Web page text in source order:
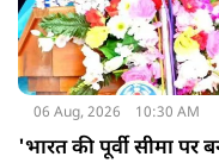
06 Aug, 2026 10:30 AM
'भारत की पूर्वी सीमा